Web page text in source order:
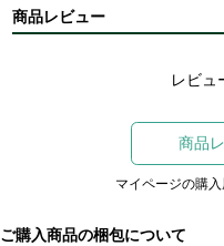
商品レビュー
レビュ
商品
マイページの購
ご購入商品の梱包について